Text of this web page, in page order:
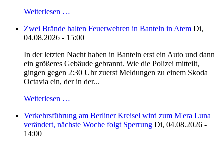
Weiterlesen …
Zwei Brände halten Feuerwehren in Banteln in Atem Di,
04.08.2026 - 15:00
In der letzten Nacht haben in Banteln erst ein Auto und dann
ein größeres Gebäude gebrannt. Wie die Polizei mitteilt,
gingen gegen 2:30 Uhr zuerst Meldungen zu einem Skoda
Octavia ein, der in der...
Weiterlesen …
Verkehrsführung am Berliner Kreisel wird zum M'era Luna
verändert, nächste Woche folgt Sperrung Di, 04.08.2026 -
14:00